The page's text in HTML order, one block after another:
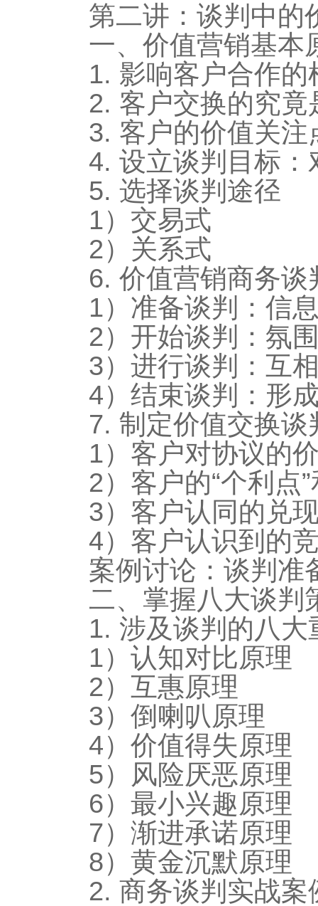
第二讲：谈判中的
一、价值营销基本
1. 影响客户合作
2. 客户交换的究竟
3. 客户的价值关注
4. 设立谈判目标
5. 选择谈判途径
1）交易式
2）关系式
6. 价值营销商务谈
1）准备谈判：信
2）开始谈判：氛
3）进行谈判：互
4）结束谈判：形
7. 制定价值交换
1）客户对协议的
2）客户的“个利点
3）客户认同的兑
4）客户认识到的
案例讨论：谈判准
二、掌握八大谈判
1. 涉及谈判的八
1）认知对比原理
2）互惠原理
3）倒喇叭原理
4）价值得失原理
5）风险厌恶原理
6）最小兴趣原理
7）渐进承诺原理
8）黄金沉默原理
2. 商务谈判实战案